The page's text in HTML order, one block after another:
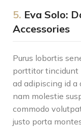
5. Eva Solo:
Accessories
Purus lobortis
porttitor tincidunt
ad adipiscing id a
nam molestie
commodo
justo porta